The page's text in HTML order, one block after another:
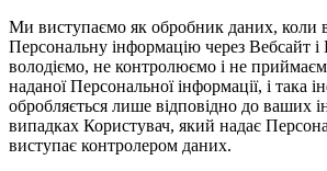
Ми виступаємо як обробник даних, коли
Персональну інформацію через Вебсайт
володіємо, не контролюємо і не
наданої Персональної інформації, і така
обробляється лише відповідно до ваших
випадках Користувач, який надає
виступає контролером даних.